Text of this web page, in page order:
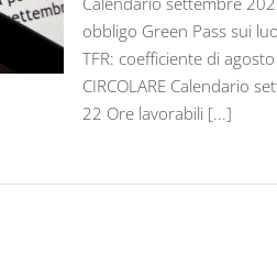
obbligo Green Pass sui
TFR: coefficiente di
CIRCOLARE Calendario
22 Ore lavorabili [...]